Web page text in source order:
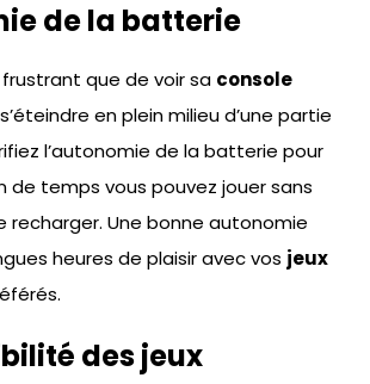
de la batterie
frustrant que de voir sa console
s’éteindre en plein milieu d’une partie
l’autonomie de la batterie pour
de temps vous pouvez jouer sans
recharger. Une bonne autonomie
heures de plaisir avec vos jeux
des jeux